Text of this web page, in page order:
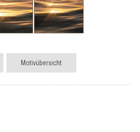
Motivübersicht